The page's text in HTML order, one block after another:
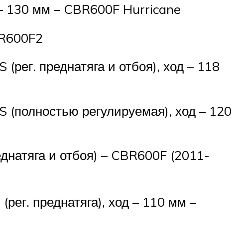
130 мм – CBR600F Hurricane
преднатяга и отбоя), ход – 118
(полностью регулируемая), ход – 120
и отбоя) – CBR600F (2011-
преднатяга), ход – 110 мм –